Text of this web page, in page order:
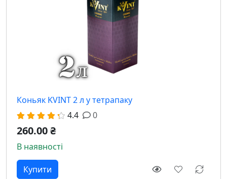
Коньяк KVINT 2 л у тетрапаку
4.4
0
260.00 ₴
В наявності